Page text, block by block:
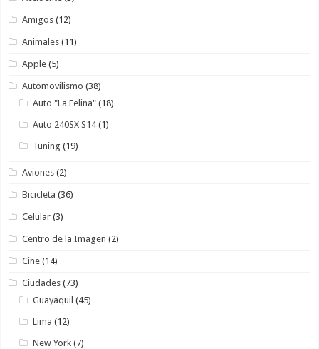
Amigos (12)
Animales (11)
Apple (5)
Automovilismo (38)
Auto "La Felina" (18)
Auto 240SX S14(1)
Tuning (19)
Aviones (2)
Bicicleta (36)
Celular (3)
Centro de la Imagen (2)
Cine (14)
Ciudades (73)
Guayaquil (45)
Lima (12)
New York (7)